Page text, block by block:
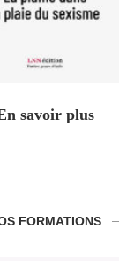
savoir plus
FORMATIONS